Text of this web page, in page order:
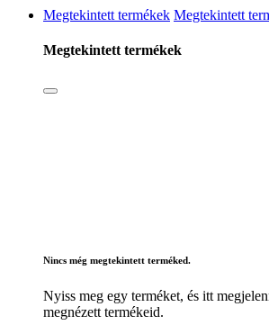
Megtekintett termékek Megtekintett
Megtekintett termékek
Nincs még megtekintett terméked.
Nyiss meg egy terméket, és itt
megnézett termékeid.